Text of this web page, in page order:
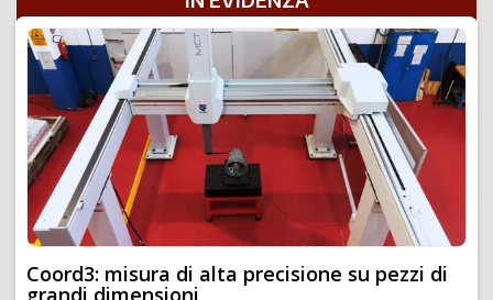
Coord3: misura di alta precisione su pezzi di
grandi dimensioni